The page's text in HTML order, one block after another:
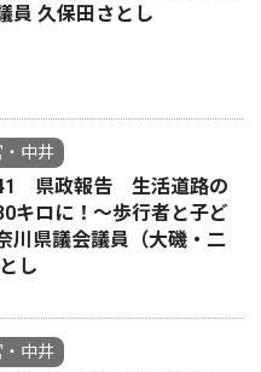
久保田さとし
中井
県政報告 生活道路の
キロに！〜歩行者と子ど
県議会議員（大磯・二
し
中井